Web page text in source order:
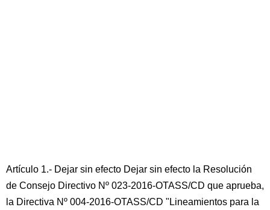
Artículo 1.- Dejar sin efecto Dejar sin efecto la Resolución
de Consejo Directivo Nº 023-2016-OTASS/CD que aprueba,
la Directiva Nº 004-2016-OTASS/CD "Lineamientos para la